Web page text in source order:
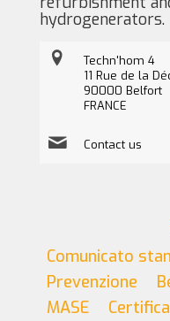
hydrogenerators.
Techn'hom 4
11 Rue de la
90000 Belfort
FRANCE
Contact us
Comunicato
Prevenzione
MASE